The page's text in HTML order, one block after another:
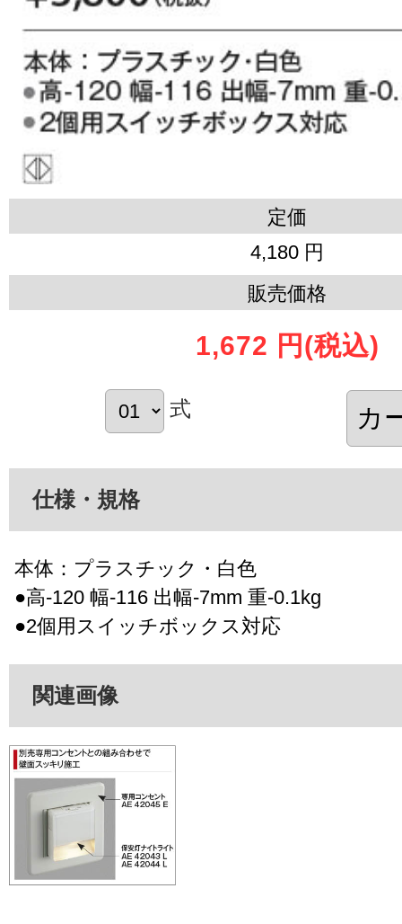
定価
4,180 円
販売価格
1,672 円 (税込)
式
仕様・規格
本体：プラスチック・白色
●高-120 幅-116 出幅-7mm 重-0.1kg
●2個用スイッチボックス対応
関連画像